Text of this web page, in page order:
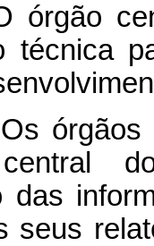
técnica
órgãos
das
seus